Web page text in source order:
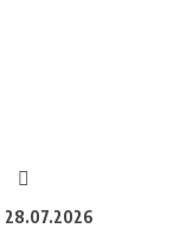
28.07.2026